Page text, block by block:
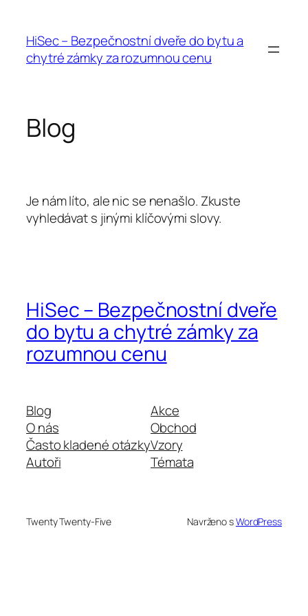
obsahHiSec – Bezpečnostní dveře do bytu a
chytré zámky za rozumnou cenu
Blog
Je nám líto, ale nic se nenašlo. Zkuste
vyhledávat s jinými klíčovými slovy.
HiSec – Bezpečnostní dveře
do bytu a chytré zámky za
rozumnou cenu
Blog
O nás
Často kladené otázky
Autoři
Akce
Obchod
Vzory
Témata
Twenty Twenty-Five Navrženo sWordPress